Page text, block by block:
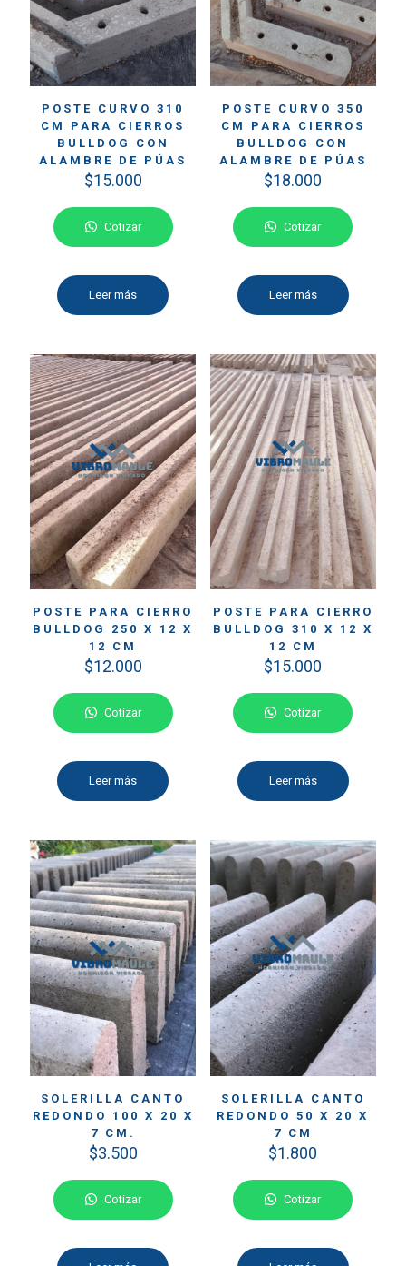
POSTE CURVO 310
CM PARA CIERROS
BULLDOG CON
ALAMBRE DE PÚAS
$15.000
Cotizar
Leer más
POSTE CURVO 350
CM PARA CIERROS
BULLDOG CON
ALAMBRE DE PÚAS
$18.000
Cotizar
Leer más
POSTE PARA CIERRO
BULLDOG 250 X 12 X
12 CM
$12.000
Cotizar
Leer más
POSTE PARA CIERRO
BULLDOG 310 X 12 X
12 CM
$15.000
Cotizar
Leer más
SOLERILLA CANTO
REDONDO 100 X 20 X
7 CM.
$3.500
Cotizar
SOLERILLA CANTO
REDONDO 50 X 20 X
7 CM
$1.800
Cotizar